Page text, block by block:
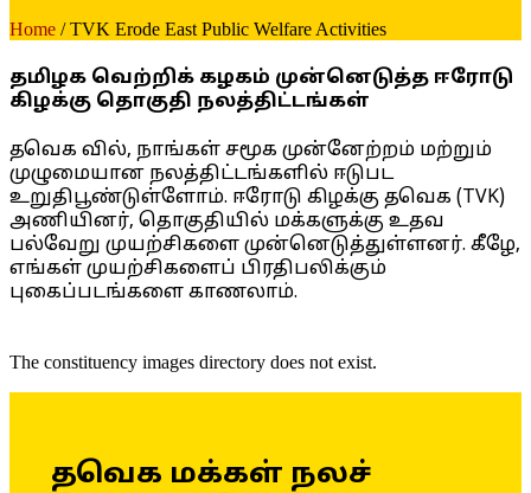
Home / TVK Erode East Public Welfare Activities
தமிழக வெற்றிக் கழகம் முன்னெடுத்த ஈரோடு
கிழக்கு தொகுதி நலத்திட்டங்கள்
தவெக வில், நாங்கள் சமூக முன்னேற்றம் மற்றும்
முழுமையான நலத்திட்டங்களில் ஈடுபட
உறுதிபூண்டுள்ளோம். ஈரோடு கிழக்கு தவெக (TVK)
அணியினர், தொகுதியில் மக்களுக்கு உதவ
பல்வேறு முயற்சிகளை முன்னெடுத்துள்ளனர். கீழே,
எங்கள் முயற்சிகளைப் பிரதிபலிக்கும்
புகைப்படங்களை காணலாம்.
The constituency images directory does not exist.
தவெக மக்கள் நலச்